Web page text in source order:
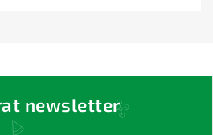
newsletter